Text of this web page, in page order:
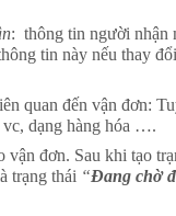
: thông tin người nhận
tin này nếu thay
quan đến vận đơn:
dạng hàng hóa ….
vận đơn. Sau khi tạo
trạng thái “Đang chờ